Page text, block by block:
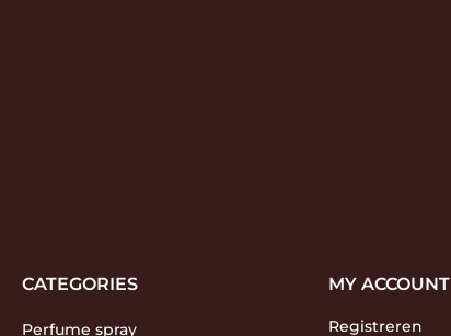
CATEGORIES
Perfume spray
MY ACCOUNT
Registreren